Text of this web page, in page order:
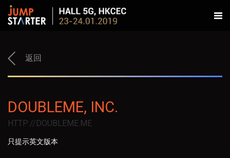
返回
DOUBLEME, INC.
HTTP://DOUBLEME.ME
只提示英文版本